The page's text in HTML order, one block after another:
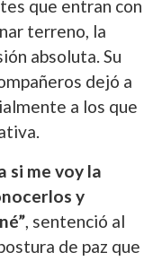
que entran con
terreno, la
absoluta. Su
dejó a
a los que
si me voy la
y
, sentenció al
de paz que